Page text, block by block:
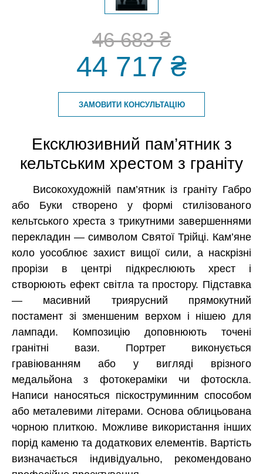
46 683 ₴
44 717 ₴
ЗАМОВИТИ КОНСУЛЬТАЦІЮ
Ексклюзивний пам’ятник з
кельтським хрестом з граніту
Високохудожній пам’ятник із граніту Габро
або Буки створено у формі стилізованого
кельтського хреста з трикутними завершеннями
перекладин — символом Святої Трійці. Кам’яне
коло уособлює захист вищої сили, а наскрізні
прорізи в центрі підкреслюють хрест і
створюють ефект світла та простору. Підставка
— масивний триярусний прямокутний
постамент зі зменшеним верхом і нішею для
лампади. Композицію доповнюють точені
гранітні вази. Портрет виконується
гравіюванням або у вигляді врізного
медальйона з фотокераміки чи фотоскла.
Написи наносяться піскоструминним способом
або металевими літерами. Основа облицьована
чорною плиткою. Можливе використання інших
порід каменю та додаткових елементів. Вартість
визначається індивідуально, рекомендовано